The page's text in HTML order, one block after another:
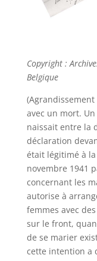
Copyright :
Belgique
avec un mort.
naissait entre la
déclaration
était légitimé à
novembre 1941
concernant les
autorise à
femmes avec
sur le front,
de se marier
cette intention a